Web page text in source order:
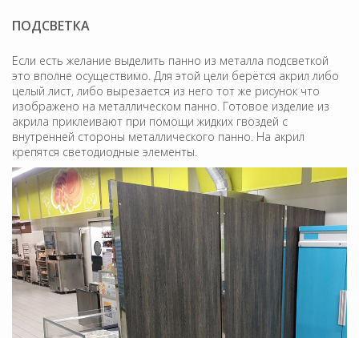
ПОДСВЕТКА
Если есть желание выделить панно из металла подсветкой
это вполне осуществимо. Для этой цели берётся акрил либо
целый лист, либо вырезается из него тот же рисунок что
изображено на металлическом панно. Готовое изделие из
акрила приклеивают при помощи жидких гвоздей с
внутренней стороны металлического панно. На акрил
крепятся светодиодные элементы.